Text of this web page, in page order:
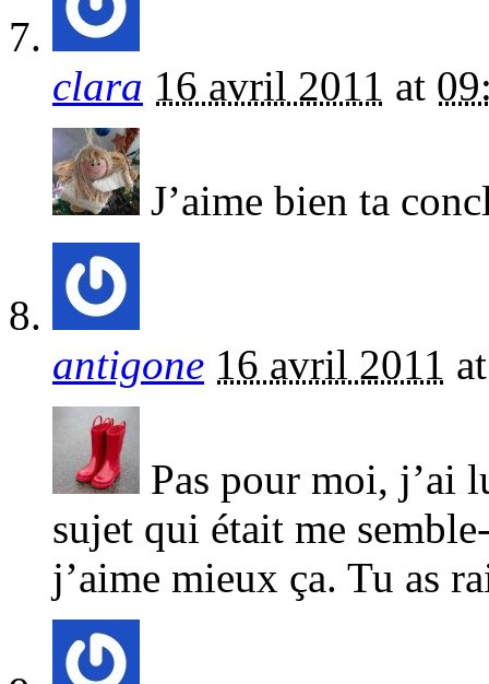
clara 16 avril 2011 at
J’aime bien ta
antigone 16 avril 2011
Pas pour moi, j’ai
sujet qui était me
j’aime mieux ça. Tu as